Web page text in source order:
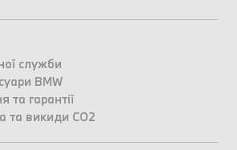
служби
BMW
та гарантії
та викиди CO2